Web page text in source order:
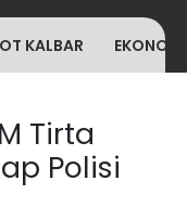
KALBAR
Tirta
Polisi